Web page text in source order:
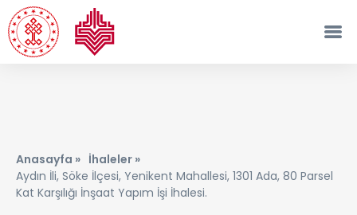
Anasayfa » İhaleler »
Aydın İli, Söke İlçesi, Yenikent Mahallesi, 1301 Ada, 80 Parsel
Kat Karşılığı İnşaat Yapım İşi İhalesi.